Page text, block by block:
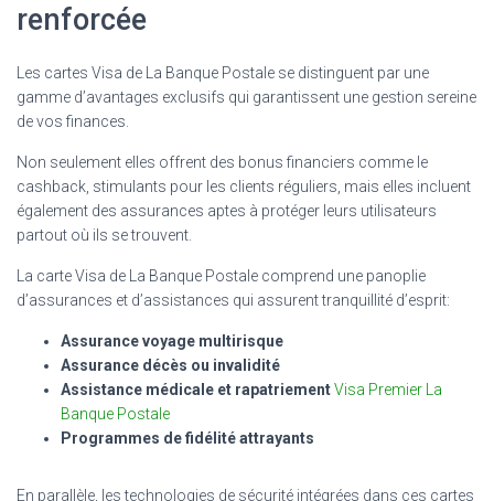
renforcée
Les cartes Visa de La Banque Postale se distinguent par une
gamme d’avantages exclusifs qui garantissent une gestion sereine
de vos finances.
Non seulement elles offrent des bonus financiers comme le
cashback, stimulants pour les clients réguliers, mais elles incluent
également des assurances aptes à protéger leurs utilisateurs
partout où ils se trouvent.
La carte Visa de La Banque Postale comprend une panoplie
d’assurances et d’assistances qui assurent tranquillité d’esprit:
Assurance voyage multirisque
Assurance décès ou invalidité
Assistance médicale et rapatriementVisa Premier La
Banque Postale
Programmes de fidélité attrayants
En parallèle, les technologies de sécurité intégrées dans ces cartes